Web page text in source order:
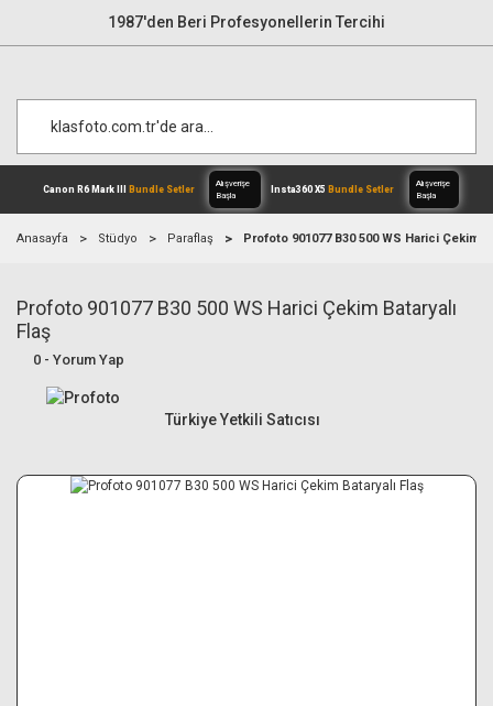
1987'den Beri Profesyonellerin Tercihi
Canon R6 Mark IIIBundle Setler
Alışverişe
Anasayfa Stüdyo Paraflaş Profoto 901077 B30 500 WS Harici Çekim
Profoto 901077 B30 500 WS Harici Çekim Bataryalı
Flaş
0 - Yorum Yap
Türkiye Yetkili Satıcısı